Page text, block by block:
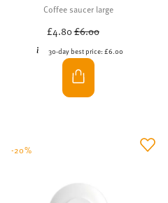
Coffee saucer large
£4.80Price reduced from
£6.00
30-day best price:£6.00
-20%